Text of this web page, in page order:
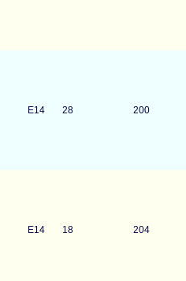
E14 28 200
E14 18 204